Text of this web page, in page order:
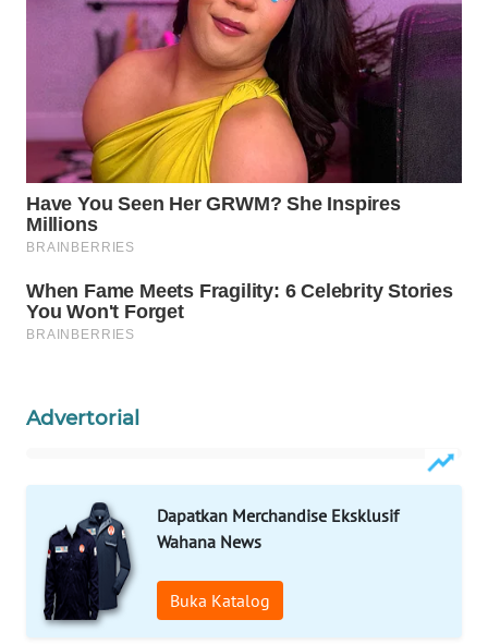
Advertorial
Dapatkan Merchandise Eksklusif
Wahana News
Buka Katalog
TANI
WAHANA
ADVOKAT
WAHANA
INFRASTRUKTUR
WAHANA
KONSUMEN
WAHANA
LISTRIK
TRAVEL
WAHANANEWS
ID
WAHANANEWS